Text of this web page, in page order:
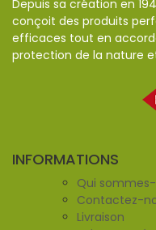
Depuis sa création en
conçoit des produits
efficaces tout en
protection de la nature
INFORMATIONS
Qui
Contactez-
Livraison